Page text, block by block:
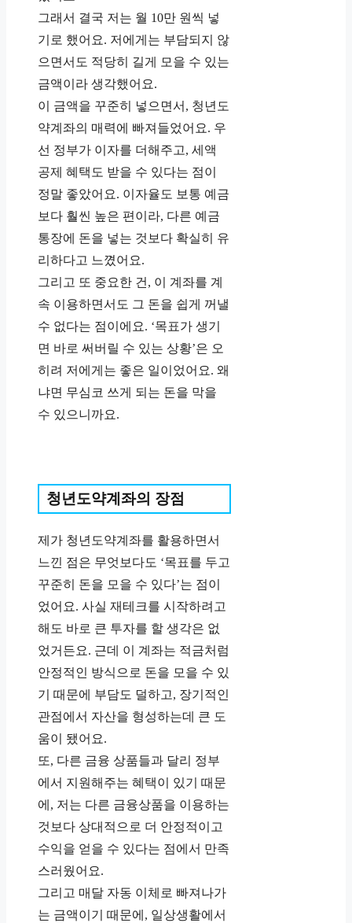
그래서 결국 저는 월 10만 원씩 넣
기로 했어요. 저에게는 부담되지 않
으면서도 적당히 길게 모을 수 있는
금액이라 생각했어요.
이 금액을 꾸준히 넣으면서, 청년도
약계좌의 매력에 빠져들었어요. 우
선 정부가 이자를 더해주고, 세액
공제 혜택도 받을 수 있다는 점이
정말 좋았어요. 이자율도 보통 예금
보다 훨씬 높은 편이라, 다른 예금
통장에 돈을 넣는 것보다 확실히 유
리하다고 느꼈어요.
그리고 또 중요한 건, 이 계좌를 계
속 이용하면서도 그 돈을 쉽게 꺼낼
수 없다는 점이에요. ‘목표가 생기
면 바로 써버릴 수 있는 상황’은 오
히려 저에게는 좋은 일이었어요. 왜
냐면 무심코 쓰게 되는 돈을 막을
수 있으니까요.
청년도약계좌의 장점
제가 청년도약계좌를 활용하면서
느낀 점은 무엇보다도 ‘목표를 두고
꾸준히 돈을 모을 수 있다’는 점이
었어요. 사실 재테크를 시작하려고
해도 바로 큰 투자를 할 생각은 없
었거든요. 근데 이 계좌는 적금처럼
안정적인 방식으로 돈을 모을 수 있
기 때문에 부담도 덜하고, 장기적인
관점에서 자산을 형성하는데 큰 도
움이 됐어요.
또, 다른 금융 상품들과 달리 정부
에서 지원해주는 혜택이 있기 때문
에, 저는 다른 금융상품을 이용하는
것보다 상대적으로 더 안정적이고
수익을 얻을 수 있다는 점에서 만족
스러웠어요.
그리고 매달 자동 이체로 빠져나가
는 금액이기 때문에, 일상생활에서